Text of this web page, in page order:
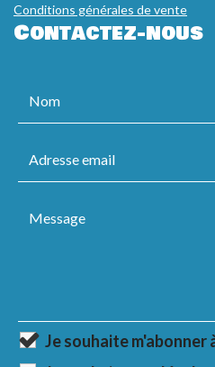
Conditions générales de vente
Contactez-nous
Je souhaite